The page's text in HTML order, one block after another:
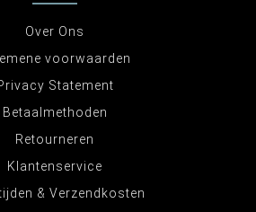
Over Ons
voorwaarden
Statement
Betaalmethoden
Retourneren
Klantenservice
& Verzendkosten